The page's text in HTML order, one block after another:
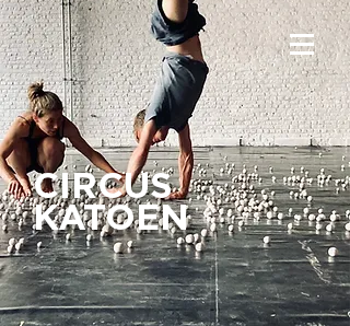
CIRCUS
KATOEN